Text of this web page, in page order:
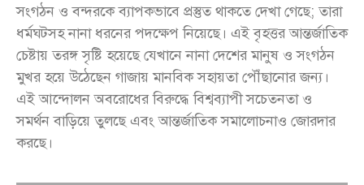
সংগঠন ও বন্দরকে ব্যাপকভাবে প্রস্তুত থাকতে দেখা গেছে; তারা
ধর্মঘটসহ নানা ধরনের পদক্ষেপ নিয়েছে। এই বৃহত্তর আন্তর্জাতিক
চেষ্টায় তরঙ্গ সৃষ্টি হয়েছে যেখানে নানা দেশের মানুষ ও সংগঠন
মুখর হয়ে উঠেছেন গাজায় মানবিক সহায়তা পৌঁছানোর জন্য।
এই আন্দোলন অবরোধের বিরুদ্ধে বিশ্বব্যাপী সচেতনতা ও
সমর্থন বাড়িয়ে তুলছে এবং আন্তর্জাতিক সমালোচনাও জোরদার
করছে।